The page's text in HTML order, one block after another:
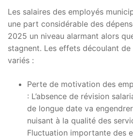
Les salaires des employés
une part considérable des
2025 un niveau alarmant alors
stagnent. Les effets découlant
variés :
Perte de motivation des
: L’absence de révision
de longue date va
nuisant à la qualité des
Fluctuation importante des